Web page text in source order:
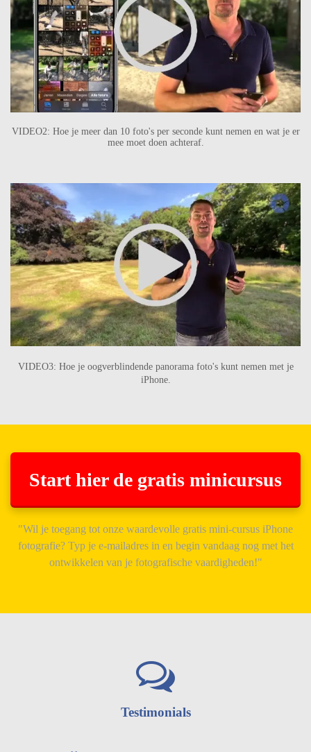
VIDEO2: Hoe je meer dan 10 foto's per seconde kunt nemen en wat je er
mee moet doen achteraf.
VIDEO3: Hoe je oogverblindende panorama foto's kunt nemen met je
iPhone.
Start hier de gratis minicursus
"Wil je toegang tot onze waardevolle gratis mini-cursus iPhone
fotografie? Typ je e-mailadres in en begin vandaag nog met het
ontwikkelen van je fotografische vaardigheden!"
Testimonials